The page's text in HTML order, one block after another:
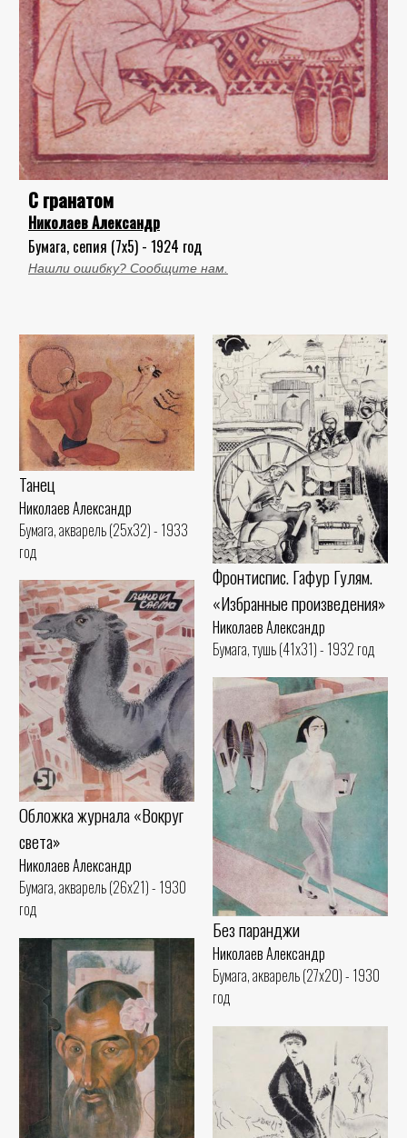
С гранатом
Николаев Александр
Бумага, сепия (7x5) - 1924 год
Нашли ошибку? Сообщите нам.
Танец
Николаев Александр
Бумага, акварель (25x32) - 1933
год
Фронтиспис. Гафур Гулям.
«Избранные произведения»
Николаев Александр
Бумага, тушь (41x31) - 1932 год
Обложка журнала «Вокруг
света»
Николаев Александр
Бумага, акварель (26x21) - 1930
год
Без паранджи
Николаев Александр
Бумага, акварель (27x20) - 1930
год